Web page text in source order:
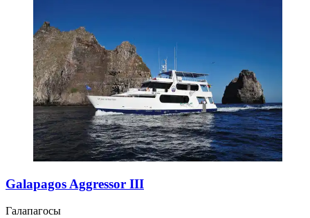
Galapagos Aggressor III
Галапагосы